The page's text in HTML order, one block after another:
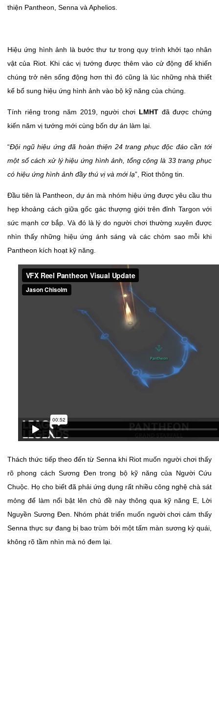
thiện Pantheon, Senna và Aphelios.
Hiệu ứng hình ảnh là bước thư tư trong quy trình khởi tạo nhân
vật của Riot. Khi các vị tướng được thêm vào cử động để khiến
chúng trở nên sống động hơn thì đó cũng là lúc những nhà thiết
kế bổ sung hiệu ứng hình ảnh vào bộ kỹ năng của chúng.
Tính riêng trong năm 2019, người chơi LMHTđã được chứng
kiến năm vị tướng mới cùng bốn dự án làm lại.
“Đội ngũ hiệu ứng đã hoàn thiện 24 trang phục độc đáo cần tới
một số cách xử lý hiệu ứng hình ảnh, tổng cộng là 33 trang phục
có hiệu ứng hình ảnh đầy thú vị và mới lạ”, Riot thông tin.
Đầu tiên là Pantheon, dự án mà nhóm hiệu ứng được yêu cầu thu
hẹp khoảng cách giữa gốc gác thượng giới trên đỉnh Targon với
sức mạnh cơ bắp. Và đó là lý do người chơi thường xuyên được
nhìn thấy những hiệu ứng ánh sáng và các chòm sao mỗi khi
Pantheon kích hoạt kỹ năng.
Thách thức tiếp theo đến từ Senna khi Riot muốn người chơi thấy
rõ phong cách Sương Đen trong bộ kỹ năng của Người Cứu
Chuộc. Họ cho biết đã phải ứng dụng rất nhiều công nghệ chà sát
mỏng để làm nổi bật lên chủ đề này thông qua kỹ năng E, Lời
Nguyền Sương Đen. Nhóm phát triển muốn người chơi cảm thấy
Senna thực sự đang bị bao trùm bởi một tấm màn sương kỳ quái,
không rõ tầm nhìn mà nó đem lại.